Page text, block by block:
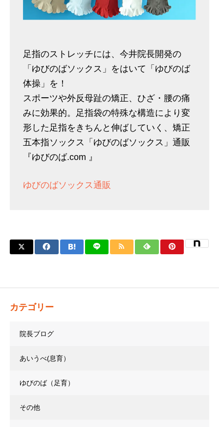
足指のストレッチには、今井院長開発の
「ゆびのばソックス」をはいて「ゆびのば
体操」を！
スポーツや外反母趾の矯正、ひざ・腰の痛
みに効果的。足指袋の特殊な構造により変
形した足指をきちんと伸ばしていく、矯正
五本指ソックス「ゆびのばソックス」通販
『ゆびのば.com 』
ゆびのばソックス通販
カテゴリー
院長ブログ
あいうべ(息育）
ゆびのば（足育）
その他